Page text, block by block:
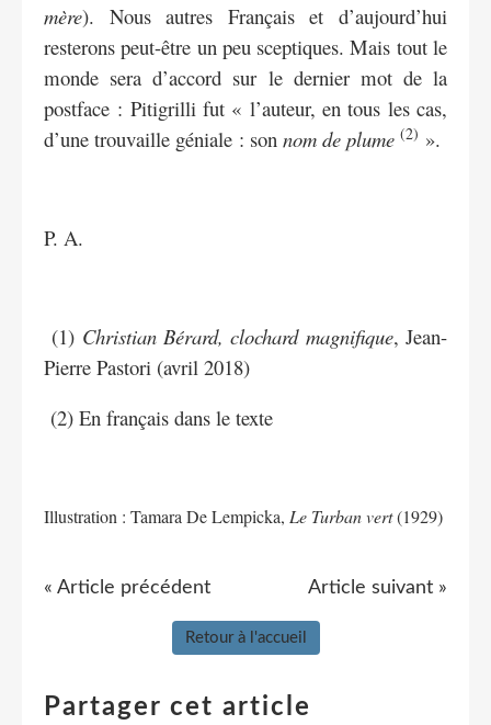
mère). Nous autres Français et d’aujourd’hui
resterons peut-être un peu sceptiques. Mais tout le
monde sera d’accord sur le dernier mot de la
postface : Pitigrilli fut « l’auteur, en tous les cas,
d’une trouvaille géniale : son nom de plume (2) ».
P. A.
(1) Christian Bérard, clochard magnifique, Jean-
Pierre Pastori (avril 2018)
(2) En français dans le texte
Illustration : Tamara De Lempicka, Le Turban vert(1929)
« Article précédent Article suivant »
Retour à l'accueil
Partager cet article